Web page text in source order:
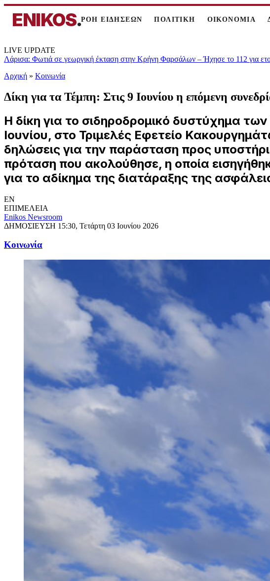
ENIKOS.ΡΟΗ ΕΙΔΗΣΕΩΝ ΠΟΛΙΤΙΚΗ ΟΙΚΟΝΟΜΙΑ
LIVE UPDATE
Λάρισα: Φωτιά σε γεωργική έκταση στην Κρήνη Φαρσάλων – Ήχησε το 112 για
Αρχική » Κοινωνία
Δίκη για τα Τέμπη: Στις 9 Ιουνίου η επόμενη
Η δίκη για το σιδηροδρομικό δυστύχημα
Ιουνίου, στο Τριμελές Εφετείο
δηλώσεις για την παράσταση προς
πρόταση που ακολούθησε, η οποία
για το αδίκημα της διατάραξης της
EN
ΕΠΙΜΕΛΕΙΑ
Enikos Newsroom
ΔΗΜΟΣΙΕΥΣΗ 15:30, Τετάρτη 03 Ιουνίου 2026
Κοινωνία